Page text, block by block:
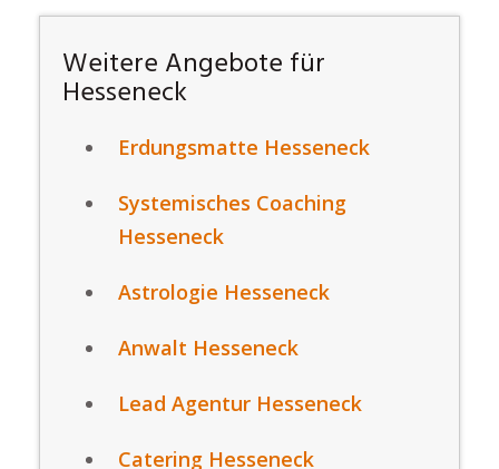
Weitere Angebote für
Hesseneck
Erdungsmatte Hesseneck
Systemisches Coaching
Hesseneck
Astrologie Hesseneck
Anwalt Hesseneck
Lead Agentur Hesseneck
Catering Hesseneck